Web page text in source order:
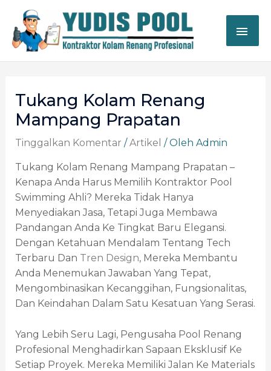
Lewati
Konten
Tukang Kolam Renang
Mampang Prapatan
Tinggalkan Komentar /Artikel / Oleh Admin
Tukang Kolam Renang Mampang Prapatan –
Kenapa Anda Harus Memilih Kontraktor Pool
Swimming Ahli? Mereka Tidak Hanya
Menyediakan Jasa, Tetapi Juga Membawa
Pandangan Anda Ke Tingkat Baru Elegansi.
Dengan Ketahuan Mendalam Tentang Tech
Terbaru Dan Tren Design, Mereka Membantu
Anda Menemukan Jawaban Yang Tepat,
Mengombinasikan Kecanggihan, Fungsionalitas,
Dan Keindahan Dalam Satu Kesatuan Yang Serasi.
Yang Lebih Seru Lagi, Pengusaha Pool Renang
Profesional Menghadirkan Sapaan Eksklusif Ke
Setiap Proyek. Mereka Memiliki Jalan Ke Materials